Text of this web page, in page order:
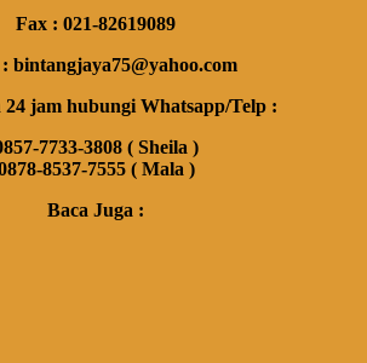
Fax : 021-82619089
bintangjaya75@yahoo.com
24 jam hubungi Whatsapp/Telp :
7733-3808 ( Sheila )
8537-7555 ( Mala )
Baca Juga :